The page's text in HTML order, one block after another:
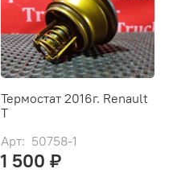
Термостат 2016г. Renault
T
Арт: 50758-1
1 500 ₽